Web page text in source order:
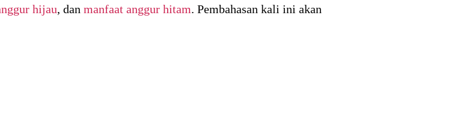
hijau, dan manfaat anggur hitam. Pembahasan kali ini akan